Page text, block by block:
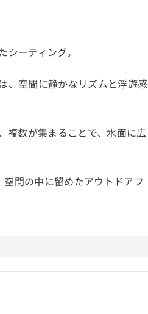
ーティング。
、空間に静かなリズムと浮遊感
複数が集まることで、水面に広
間の中に留めたアウトドアフ